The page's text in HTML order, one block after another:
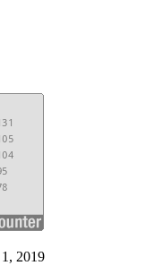
2019